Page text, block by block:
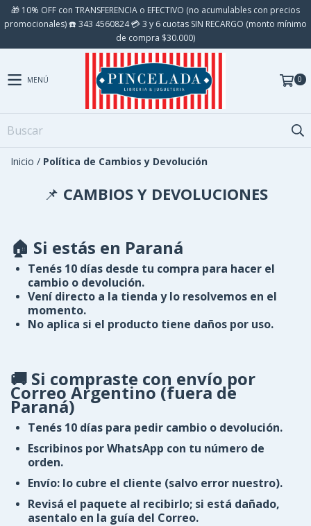
🎁 10% OFF con TRANSFERENCIA o EFECTIVO (no acumulables con precios
promocionales) ☎️ 343 4560824 💳 3 y 6 cuotas SIN RECARGO (monto mínimo
de compra $30.000)
MENÚ 0
Inicio / Política de Cambios y Devolución
📌 CAMBIOS Y DEVOLUCIONES
🏠 Si estás en Paraná
Tenés 10 días desde tu compra para hacer el
cambio o devolución.
Vení directo a la tienda y lo resolvemos en el
momento.
No aplica si el producto tiene daños por uso.
🚚 Si compraste con envío por
Correo Argentino (fuera de
Paraná)
Tenés 10 días para pedir cambio o devolución.
Escribinos porWhatsApp con tu número de
orden.
Envío: lo cubre el cliente (salvo error nuestro).
Revisá el paquete al recibirlo; si está dañado,
asentalo en la guía del Correo.